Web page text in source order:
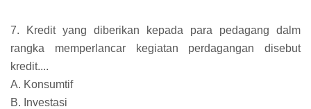
7. Kredit yang diberikan kepada para pedagang dalm
rangka memperlancar kegiatan perdagangan disebut
kredit....
A. Konsumtif
B. Investasi